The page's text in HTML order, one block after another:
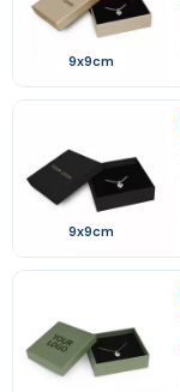
9x9cm
9x9cm